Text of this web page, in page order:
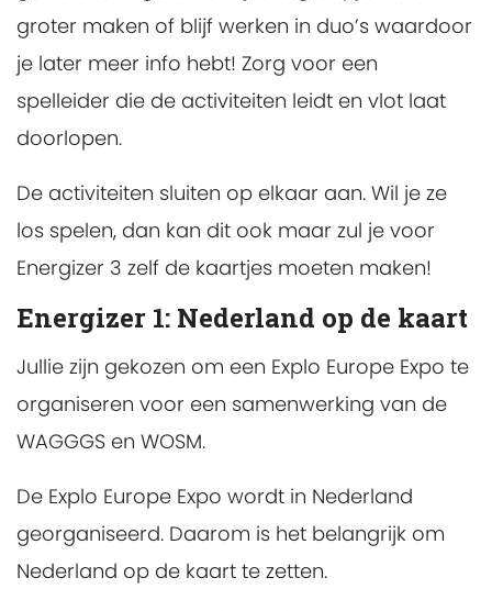
groter maken of blijf werken in duo’s waardoor
je later meer info hebt! Zorg voor een
spelleider die de activiteiten leidt en vlot laat
doorlopen.
De activiteiten sluiten op elkaar aan. Wil je ze
los spelen, dan kan dit ook maar zul je voor
Energizer 3 zelf de kaartjes moeten maken!
Energizer 1: Nederland op de kaart
Jullie zijn gekozen om een Explo Europe Expo te
organiseren voor een samenwerking van de
WAGGGS en WOSM.
De Explo Europe Expo wordt in Nederland
georganiseerd. Daarom is het belangrijk om
Nederland op de kaart te zetten.